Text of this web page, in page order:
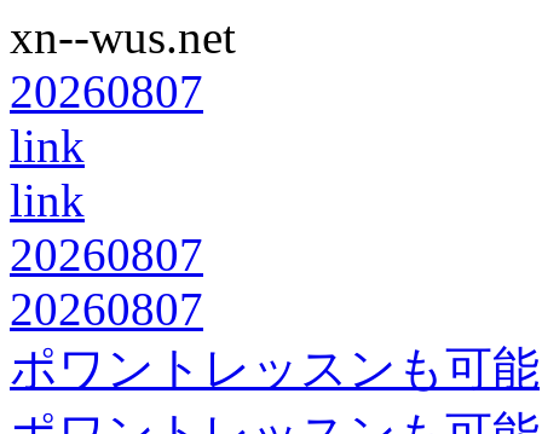
xn--wus.net
20260807
link
link
20260807
20260807
ポワントレッスンも可能